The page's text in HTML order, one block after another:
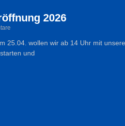
2026
25.04. wollen wir ab 14 Uhr mit
und